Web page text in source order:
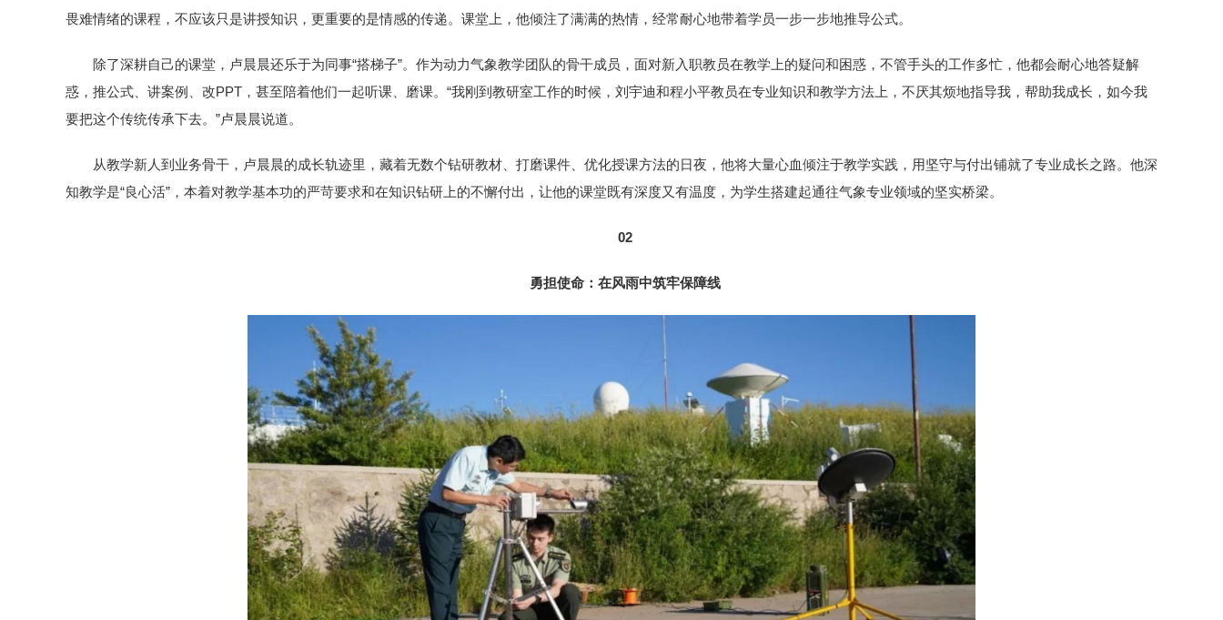
畏难情绪的课程，不应该只是讲授知识，更重要的是情感的传递。课堂上，他倾注了满满的热情，经常耐心地带着学员一步一步地推导公式。
除了深耕自己的课堂，卢晨晨还乐于为同事“搭梯子”。作为动力气象教学团队的骨干成员，面对新入职教员在教学上的疑问和困惑，不管手头的工作多忙，他都会耐心地答疑解
惑，推公式、讲案例、改PPT，甚至陪着他们一起听课、磨课。“我刚到教研室工作的时候，刘宇迪和程小平教员在专业知识和教学方法上，不厌其烦地指导我，帮助我成长，如今我
要把这个传统传承下去。”卢晨晨说道。
从教学新人到业务骨干，卢晨晨的成长轨迹里，藏着无数个钻研教材、打磨课件、优化授课方法的日夜，他将大量心血倾注于教学实践，用坚守与付出铺就了专业成长之路。他深
知教学是“良心活”，本着对教学基本功的严苛要求和在知识钻研上的不懈付出，让他的课堂既有深度又有温度，为学生搭建起通往气象专业领域的坚实桥梁。
02
勇担使命：在风雨中筑牢保障线